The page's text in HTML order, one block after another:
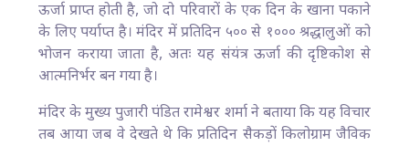
ऊर्जा प्राप्त होती है, जो दो परिवारों के एक दिन के खाना पकाने
के लिए पर्याप्त है। मंदिर में प्रतिदिन ५०० से १००० श्रद्धालुओं को
भोजन कराया जाता है, अतः यह संयंत्र ऊर्जा की दृष्टिकोश से
आत्मनिर्भर बन गया है।
मंदिर के मुख्य पुजारी पंडित रामेश्वर शर्मा ने बताया कि यह विचार
तब आया जब वे देखते थे कि प्रतिदिन सैकड़ों किलोग्राम जैविक